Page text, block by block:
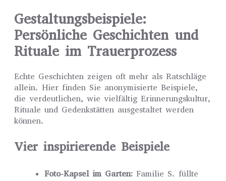
Gestaltungsbeispiele:
Persönliche Geschichten und
Rituale im Trauerprozess
Echte Geschichten zeigen oft mehr als Ratschläge
allein. Hier finden Sie anonymisierte Beispiele,
die verdeutlichen, wie vielfältig Erinnerungskultur,
Rituale und Gedenkstätten ausgestaltet werden
können.
Vier inspirierende Beispiele
Foto-Kapsel im Garten: Familie S. füllte